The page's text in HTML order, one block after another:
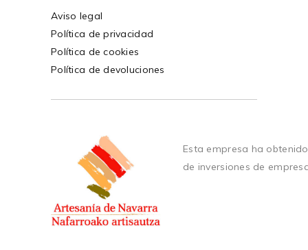
Aviso legal
Política de privacidad
Política de cookies
Política de devoluciones
Esta empresa ha
de inversiones de